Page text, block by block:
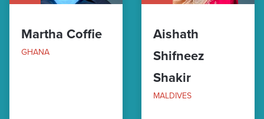
Martha Coffie
GHANA
Aishath
Shifneez
Shakir
MALDIVES